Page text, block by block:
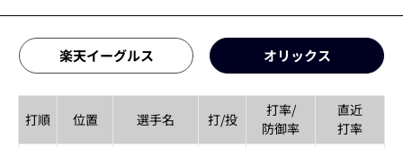
楽天イーグルス オリックス
打順 位置 選手名 打/投
打率/
防御率
直近
打率